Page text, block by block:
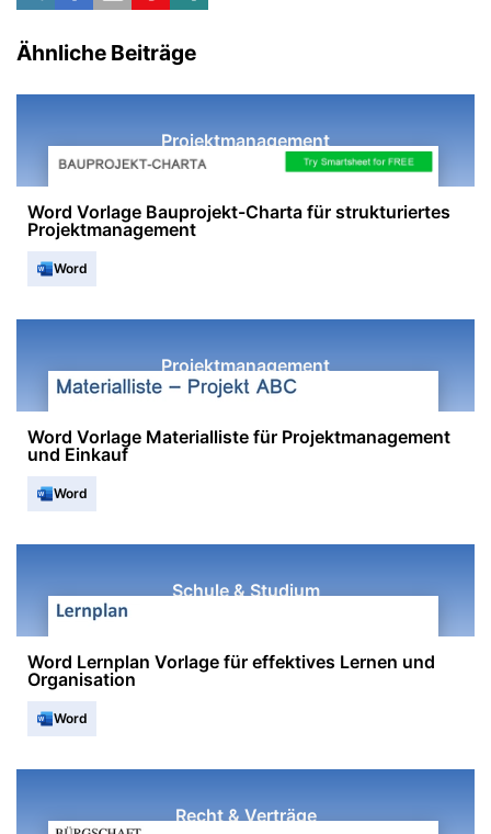
Ähnliche Beiträge
Projektmanagement
Word Vorlage Bauprojekt-Charta für strukturiertes
Projektmanagement
Word
Projektmanagement
Word Vorlage Materialliste für Projektmanagement
und Einkauf
Word
Schule & Studium
Word Lernplan Vorlage für effektives Lernen und
Organisation
Word
Recht & Verträge